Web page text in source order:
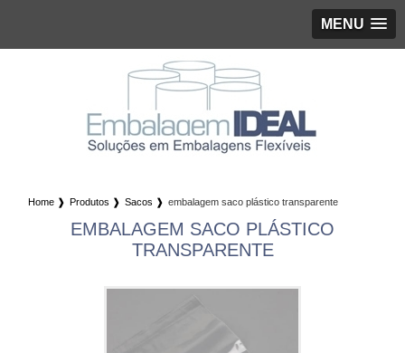
MENU
Home ❱ Produtos ❱ Sacos ❱ embalagem saco plástico transparente
EMBALAGEM SACO PLÁSTICO
TRANSPARENTE